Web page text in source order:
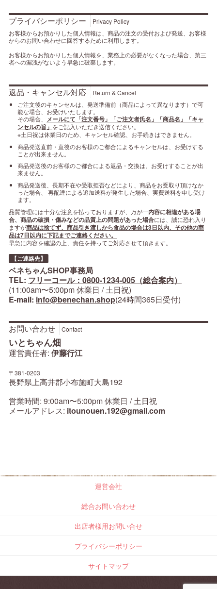
プライバシーポリシー
Privacy Policy
お客様からお預かりした個人情報は、商品の注文の受付および発送、お客様
からのお問い合わせに回答するために利用します。
お客様からお預かりした個人情報を、業務上の必要がなくなった場合、第三
者への漏洩がないよう早急に破棄します。
返品・キャンセル対応
Return & Cancel
ご注文後のキャンセルは、発送準備前（商品によって異なります）で可
能な場合、お受けいたします。
その場合、 メールにて「注文番号」「ご注文者氏名」「商品名」「キャ
ンセルの旨」 をご記入いただき送信ください。
※土日祝は休業日のため、キャンセル確認、お手続きはできません。
商品発送直前・直後のお客様のご都合によるキャンセルは、お受けする
ことが出来ません。
商品発送後のお客様のご都合による返品・交換は、お受けすることが出
来ません。
商品発送後、長期不在や受取拒否などにより、商品をお受取り頂けなか
った場合、 再配達による追加送料が発生した場合、実費送料を申し受け
ます。
品質管理には十分な注意を払っておりますが、万が一内容に相違がある場
合、商品の破損・傷みなどの品質上の問題があった場合には、誠に恐れ入り
ますが商品は捨てず、商品引き渡しから食品の場合は3日以内、その他の商
品は7日以内に下記までご連絡ください。
早急に内容を確認の上、責任を持ってご対応させて頂きます。
【ご連絡先】
ベネちゃんSHOP事務局
TEL: フリーコール：0800-1234-005（総合案内）
(11:00am〜5:00pm 休業日 / 土日祝)
E-mail: info@benechan.shop(24時間365日受付)
お問い合わせ Contact
いとちゃん畑
運営責任者: 伊藤行江
〒381-0203
長野県上高井郡小布施町大島192
営業時間: 9:00am〜5:00pm 休業日 / 土日祝
メールアドレス: itounouen.192@gmail.com
運営会社
総合お問い合わせ
出店者様用お問い合せ
プライバシーポリシー
サイトマップ